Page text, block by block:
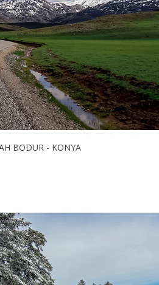
BODUR - KONYA